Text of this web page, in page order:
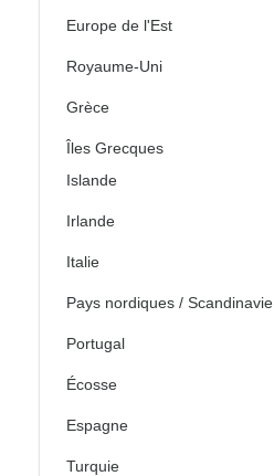
Europe de l'Est
Royaume-Uni
Grèce
Îles Grecques
Islande
Irlande
Italie
Pays nordiques / Scandinavie
Portugal
Écosse
Espagne
Turquie